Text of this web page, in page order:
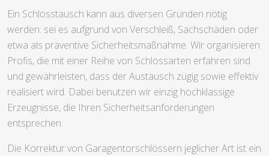
Ein Schlosstausch kann aus diversen Gründen nötig
werden: sei es aufgrund von Verschleiß, Sachschäden oder
etwa als präventive Sicherheitsmaßnahme. Wir organisieren
Profis, die mit einer Reihe von Schlossarten erfahren sind
und gewährleisten, dass der Austausch zügig sowie effektiv
realisiert wird. Dabei benutzen wir einzig hochklassige
Erzeugnisse, die Ihren Sicherheitsanforderungen
entsprechen.
Die Korrektur von Garagentorschlössern jeglicher Art ist ein